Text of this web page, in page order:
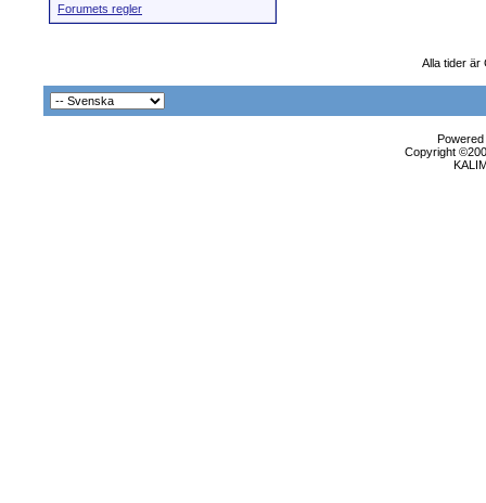
Forumets regler
Alla tider är
Copyright